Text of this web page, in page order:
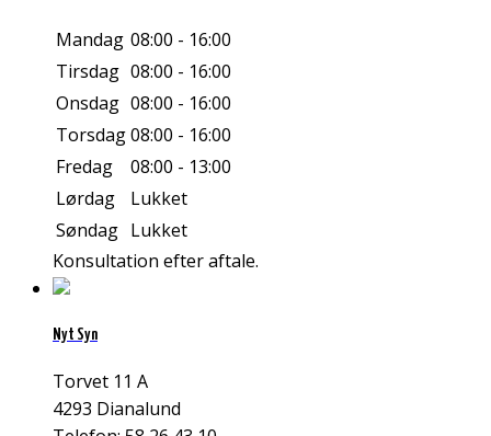
Mandag 08:00 - 16:00
Tirsdag 08:00 - 16:00
Onsdag 08:00 - 16:00
Torsdag08:00 - 16:00
Fredag
08:00 - 13:00
Lørdag
Lukket
Søndag Lukket
Konsultation efter aftale.
Nyt Syn
Torvet 11 A
4293 Dianalund